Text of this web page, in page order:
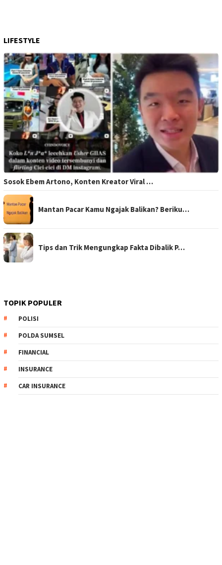
LIFESTYLE
Sosok Ebem Artono, Konten Kreator Viral …
Mantan Pacar Kamu Ngajak Balikan? Beriku…
Tips dan Trik Mengungkap Fakta Dibalik P…
TOPIK POPULER
POLISI
POLDA SUMSEL
FINANCIAL
INSURANCE
CAR INSURANCE